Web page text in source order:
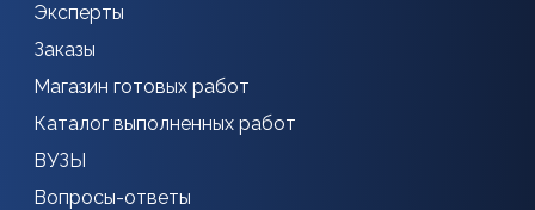
Эксперты
Заказы
Магазин готовых работ
Каталог выполненных работ
ВУЗЫ
Вопросы-ответы